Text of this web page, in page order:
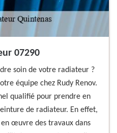
07290
soin de votre radiateur ?
équipe chez Rudy Renov.
qualifié pour prendre en
de radiateur. En effet,
œuvre des travaux dans